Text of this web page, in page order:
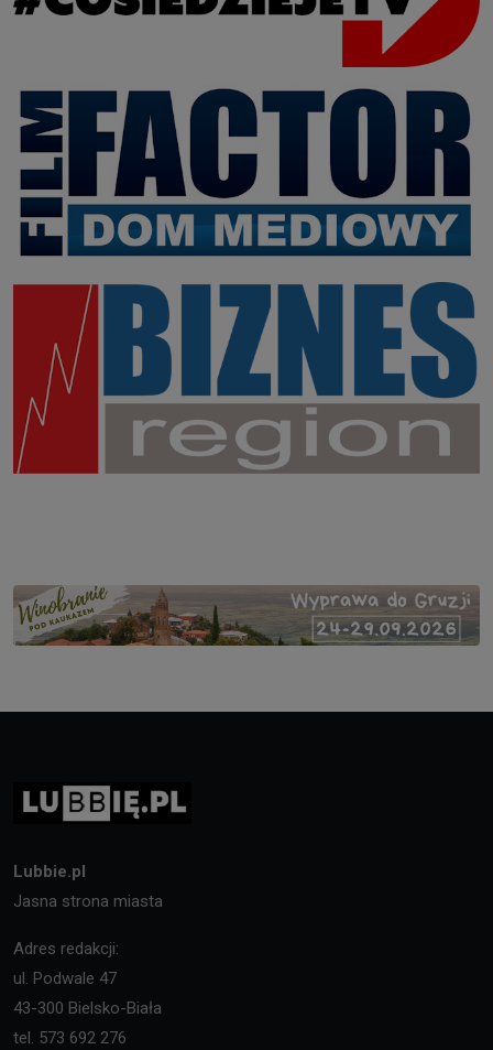
Lubbie.pl
Jasna strona miasta
Adres redakcji:
ul. Podwale 47
43-300 Bielsko-Biała
tel. 573 692 276